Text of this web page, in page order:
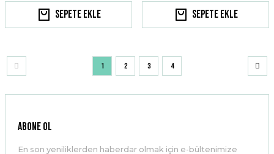
Sepete Ekle Sepete Ekle
1 2 3 4
ABONE OL
En son yeniliklerden haberdar olmak için e-bültenimize